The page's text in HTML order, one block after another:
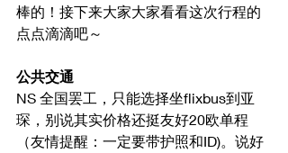
棒的！接下来大家大家看看这次行程的
点点滴滴吧～
公共交通
NS 全国罢工，只能选择坐flixbus到亚
琛，别说其实价格还挺友好20欧单程
（友情提醒：一定要带护照和ID)。说好